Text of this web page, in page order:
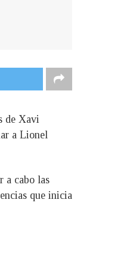
de Xavi
a Lionel
a cabo las
que inicia